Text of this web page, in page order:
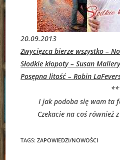
20.09.2013
Zwycięzca bierze wszystko –
Słodkie kłopoty – Susan
Posępna litość – Robin
I jak podoba się wam ta
Czekacie na coś również
TAGS:ZAPOWIEDZI/NOWOŚCI